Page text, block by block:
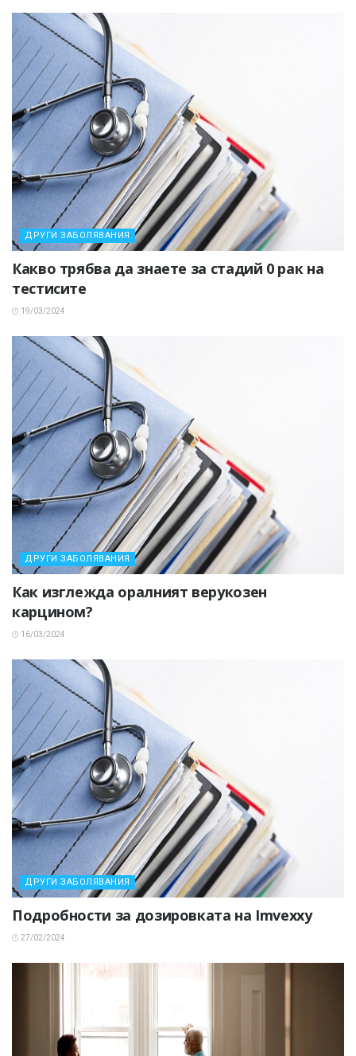
ДРУГИ ЗАБОЛЯВАНИЯ
Какво трябва да знаете за стадий 0 рак на
тестисите
19/03/2024
ДРУГИ ЗАБОЛЯВАНИЯ
Как изглежда оралният верукозен
карцином?
16/03/2024
ДРУГИ ЗАБОЛЯВАНИЯ
Подробности за дозировката на Imvexxy
27/02/2024